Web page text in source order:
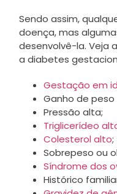
Sendo assim,
doença, mas
desenvolvê-la. Veja
a diabetes
Gestação em
Ganho de peso
Pressão alta;
Triglicerídeo
Colesterol alto;
Sobrepeso ou
Síndrome dos
Histórico